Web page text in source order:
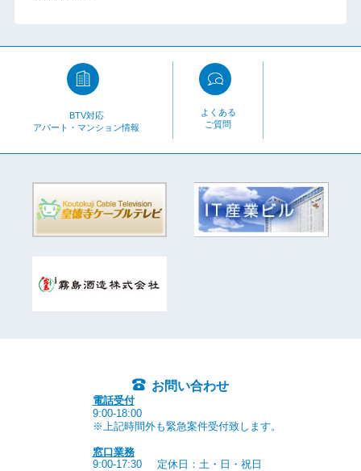
BTV対応
アパート・マンション情報
よくある
ご質問
お問い合わせ
電話受付
9:00-18:00
※上記時間外も緊急案件受付致します。
窓口業務
9:00-17:30
定休日：土・日・祝日